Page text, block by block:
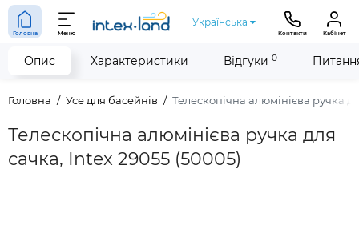
Головна Меню
Українська
Контакти Кабінет
Головна Усе для басейнів Телескопічна алюмінієва ручка
Телескопічна алюмінієва ручка для
сачка, Intex 29055 (50005)
Опис Характеристики Відгуки 0